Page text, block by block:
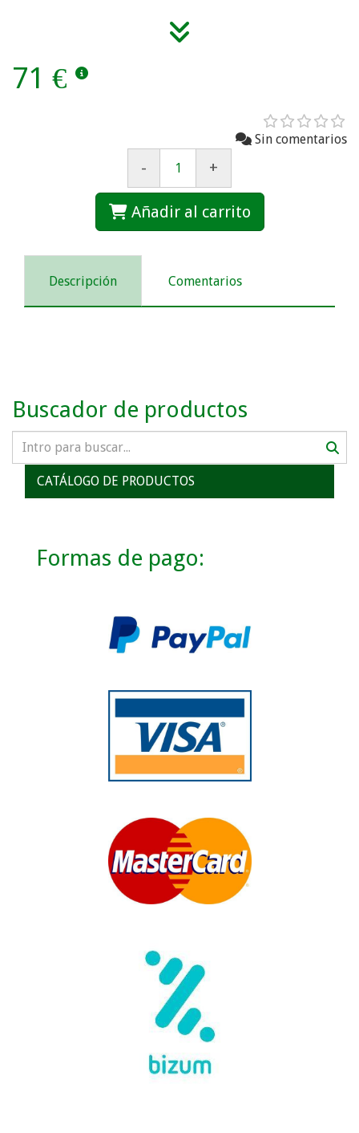
71 €
Sin comentarios
- +
Añadir al carrito
Descripción Comentarios
Buscador de productos
CATÁLOGO DE PRODUCTOS
Formas de pago: